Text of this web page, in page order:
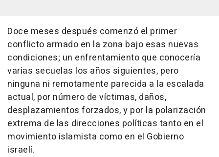
Doce meses después comenzó el primer
conflicto armado en la zona bajo esas nuevas
condiciones; un enfrentamiento que conocería
varias secuelas los años siguientes, pero
ninguna ni remotamente parecida a la escalada
actual, por número de víctimas, daños,
desplazamientos forzados, y por la polarización
extrema de las direcciones políticas tanto en el
movimiento islamista como en el Gobierno
israelí.